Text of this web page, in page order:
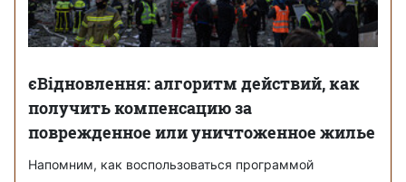
єВідновлення: алгоритм действий, как
получить компенсацию за
поврежденное или уничтоженное жилье
Напомним, как воспользоваться программой